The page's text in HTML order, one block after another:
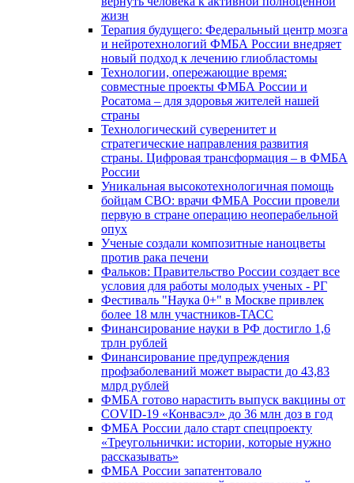
жизн
Терапия будущего: Федеральный центр мозга
и нейротехнологий ФМБА России внедряет
новый подход к лечению глиобластомы
Технологии, опережающие время:
совместные проекты ФМБА России и
Росатома – для здоровья жителей нашей
страны
Технологический суверенитет и
стратегические направления развития
страны. Цифровая трансформация – в ФМБА
России
Уникальная высокотехнологичная помощь
бойцам СВО: врачи ФМБА России провели
первую в стране операцию неоперабельной
опух
Ученые создали композитные наноцветы
против рака печени
Фальков: Правительство России создает все
условия для работы молодых ученых - РГ
Фестиваль "Наука 0+" в Москве привлек
более 18 млн участников-ТАСС
Финансирование науки в РФ достигло 1,6
трлн рублей
Финансирование предупреждения
профзаболеваний может вырасти до 43,83
млрд рублей
ФМБА готово нарастить выпуск вакцины от
COVID-19 «Конвасэл» до 36 млн доз в год
ФМБА России дало старт спецпроекту
«Треугольнички: истории, которые нужно
рассказывать»
ФМБА России запатентовало